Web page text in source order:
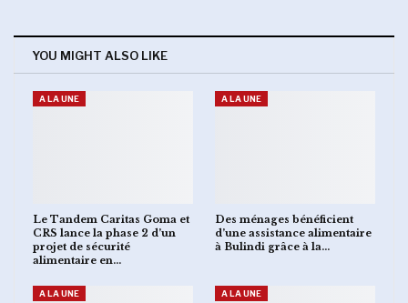
YOU MIGHT ALSO LIKE
A LA UNE
Le Tandem Caritas Goma et
CRS lance la phase 2 d’un
projet de sécurité
alimentaire en…
A LA UNE
Des ménages bénéficient
d’une assistance alimentaire
à Bulindi grâce à la…
A LA UNE A LA UNE